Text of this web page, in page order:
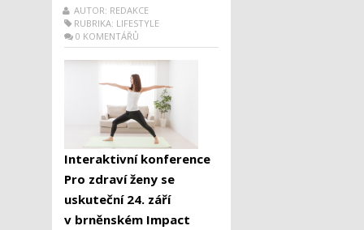
AUTOR: REDAKCE
RUBRIKA: LIFESTYLE
0 KOMENTÁŘŮ
Interaktivní konference
Pro zdraví ženy se
uskuteční 24. září
v brněnském Impact